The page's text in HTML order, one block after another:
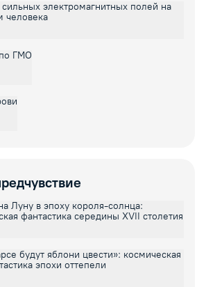
электромагнитных полей на
человека
ГМО
Луну в эпоху короля-солнца:
фантастика середины XVII столетия
будут яблони цвести»: космическая
эпохи оттепели